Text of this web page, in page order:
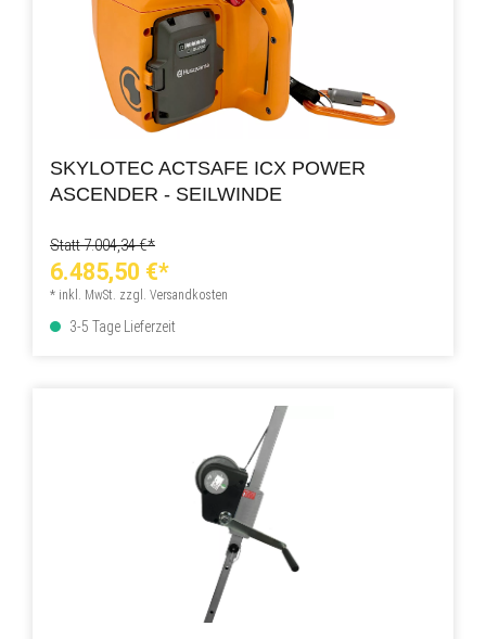
SKYLOTEC ACTSAFE ICX POWER
ASCENDER - SEILWINDE
Statt 7.004,34 €*
6.485,50 €*
* inkl. MwSt. zzgl. Versandkosten
3-5 Tage Lieferzeit